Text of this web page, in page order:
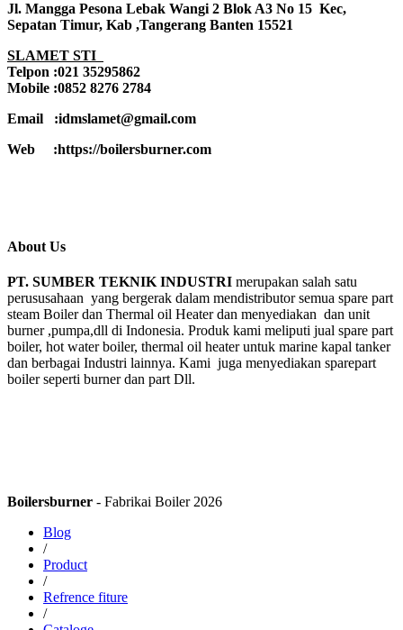
Jl. Mangga Pesona Lebak Wangi 2 Blok A3 No 15 Kec,
Sepatan Timur, Kab ,Tangerang Banten 15521
SLAMET STI
Telpon :021 35295862
Mobile :0852 8276 2784
Email :idmslamet@gmail.com
Web :https://boilersburner.com
About Us
PT. SUMBER TEKNIK INDUSTRI merupakan salah satu
perususahaan yang bergerak dalam mendistributor semua spare part
steam Boiler dan Thermal oil Heater dan menyediakan dan unit
burner ,pumpa,dll di Indonesia. Produk kami meliputi jual spare part
boiler, hot water boiler, thermal oil heater untuk marine kapal tanker
dan berbagai Industri lainnya. Kami juga menyediakan sparepart
boiler seperti burner dan part Dll.
Boilersburner - Fabrikai Boiler 2026
Blog
/
Product
/
Refrence fiture
/